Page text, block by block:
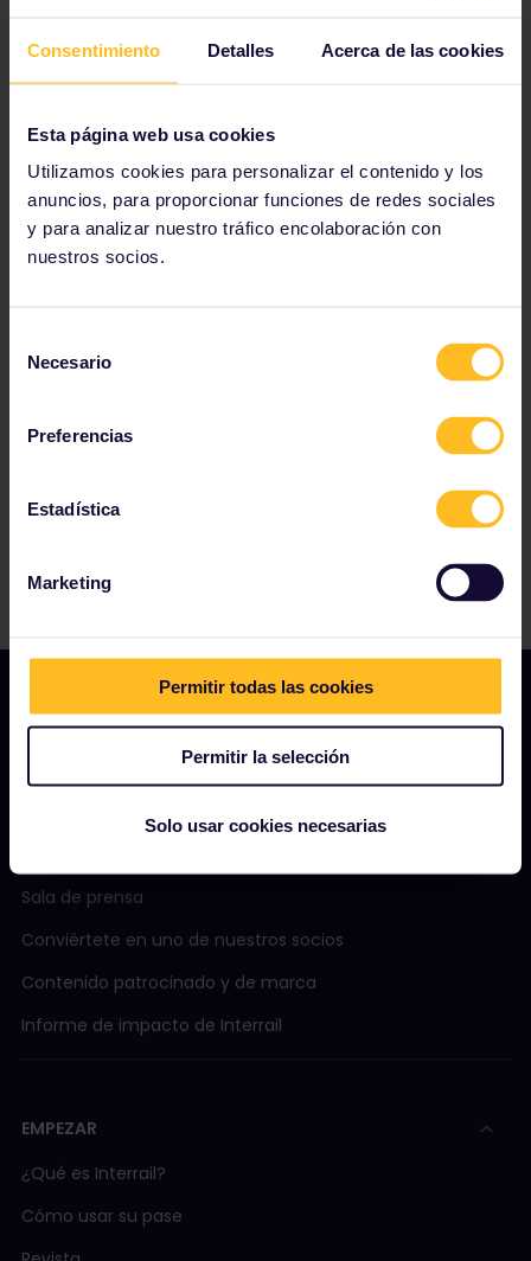
Consentimiento Detalles Acerca de las cookies
Esta página web usa cookies
Utilizamos cookies para personalizar el contenido y los
anuncios, para proporcionar funciones de redes sociales
y para analizar nuestro tráfico encolaboración con
nuestros socios.
Necesario
Preferencias
Estadística
Marketing
Permitir todas las cookies
Permitir la selección
Solo usar cookies necesarias
Lee acerca de cómo hacer reservas
Reserva tu alojamiento en un hostal
Consigue descuentos con tu Pase
NUESTRA COMPAÑÍA
Sala de prensa
Conviértete en uno de nuestros socios
Contenido patrocinado y de marca
Informe de impacto de Interrail
EMPEZAR
¿Qué es Interrail?
Cómo usar su pase